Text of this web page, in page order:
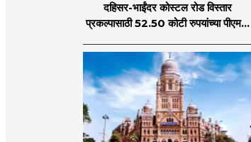
दहिसर-भाईंदर कोस्टल रोड विस्तार
प्रकल्पासाठी 52.50 कोटी रुपयांच्या पीएमसी